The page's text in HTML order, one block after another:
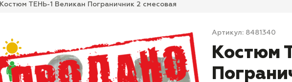
Костюм ТЕНЬ-1 Великан Пограничник 2 смесовая
Артикул: 8481340
Костюм